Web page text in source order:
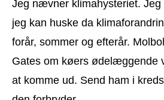
Jeg nævner klimahysteriet. Jeg
jeg kan huske da
forår, sommer og efterår.
Gates om køers ødelæggende
at komme ud. Send ham i